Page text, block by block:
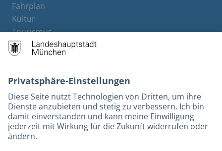
Fahrplan
Kultur
Tourismus
M-Strom
Bürgerservice
Rechtliches und Kontakt
Barrierefreiheit
Leichte Sprache